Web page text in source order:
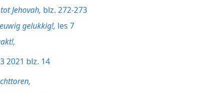
Jehovah, blz. 272-273
gelukkig!, les 7
2021 blz. 14